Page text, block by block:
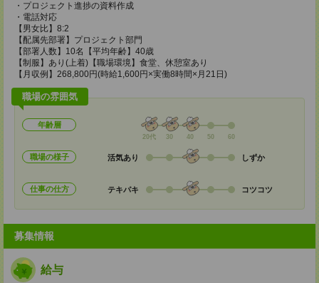
・プロジェクト進捗の資料作成
・電話対応
【男女比】8:2
【配属先部署】プロジェクト部門
【部署人数】10名【平均年齢】40歳
【制服】あり(上着)【職場環境】食堂、休憩室あり
【月収例】268,800円(時給1,600円×実働8時間×月21日)
職場の雰囲気
年齢層
20代 30 40 50 60
職場の様子 活気あり しずか
仕事の仕方 テキパキ コツコツ
募集情報
給与